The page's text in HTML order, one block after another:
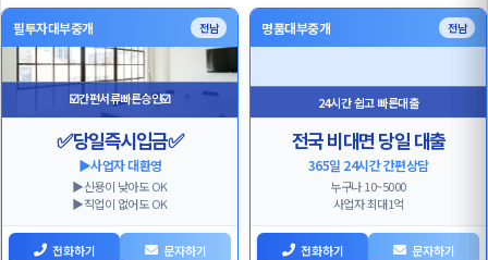
필투자대부중개 전남
☑️간편서류빠른승인☑️
✅당일즉시입금✅
▶️사업자 대환영
▶️신용이 낮아도 OK
▶️직업이 없어도 OK
전화하기 문자하기
명품대부중개 전남
24시간 쉽고 빠른대출
전국 비대면 당일 대출
365일 24시간 간편상담
누구나 10~5000
사업자 최대1억
전화하기 문자하기